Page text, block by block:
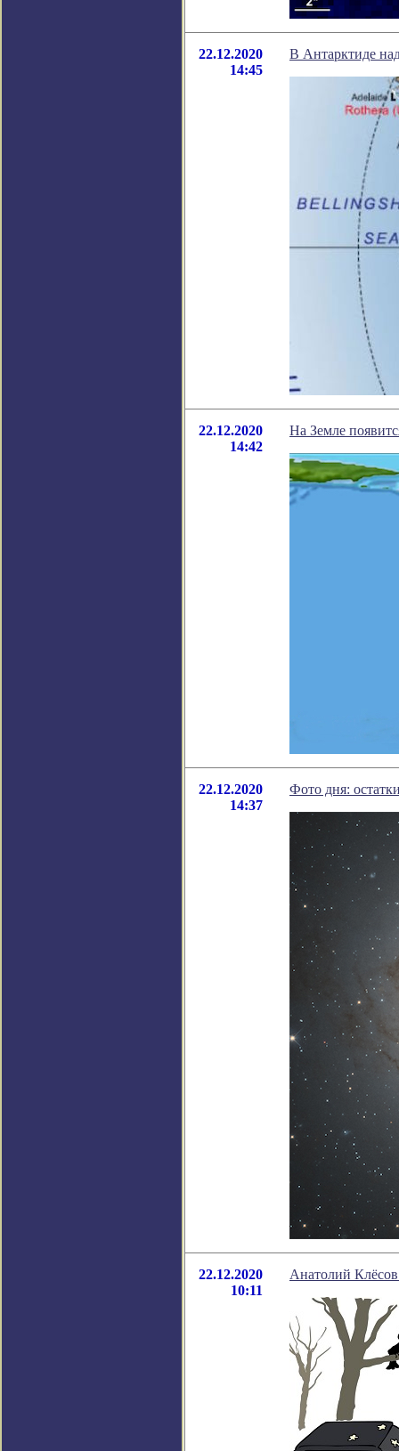
22.12.2020
14:45
В Антарктиде
22.12.2020
14:42
На Земле
22.12.2020
14:37
Фото дня:
22.12.2020
10:11
Анатолий